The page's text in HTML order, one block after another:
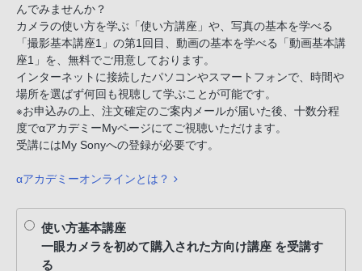
んでみませんか？
カメラの使い方を学ぶ「使い方講座」や、写真の基本を学べる
「撮影基本講座1」の第1回目、動画の基本を学べる「動画基本講
座1」を、無料でご用意しております。
インターネットに接続したパソコンやスマートフォンで、時間や
場所を選ばず何回も視聴して学ぶことが可能です。
※お申込みの上、注文確定のご案内メールが届いた後、十数分程
度でαアカデミーMyページにてご視聴いただけます。
受講にはMy Sonyへの登録が必要です。
αアカデミーオンラインとは？
使い方基本講座
一眼カメラを初めて購入された方向け講座 を受講す
る